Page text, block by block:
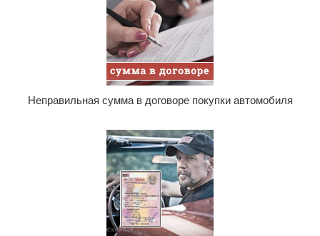
Неправильная сумма в договоре покупки автомобиля